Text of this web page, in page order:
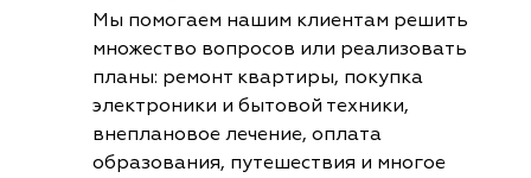
Мы помогаем нашим клиентам решить
множество вопросов или реализовать
планы: ремонт квартиры, покупка
электроники и бытовой техники,
внеплановое лечение, оплата
образования, путешествия и многое